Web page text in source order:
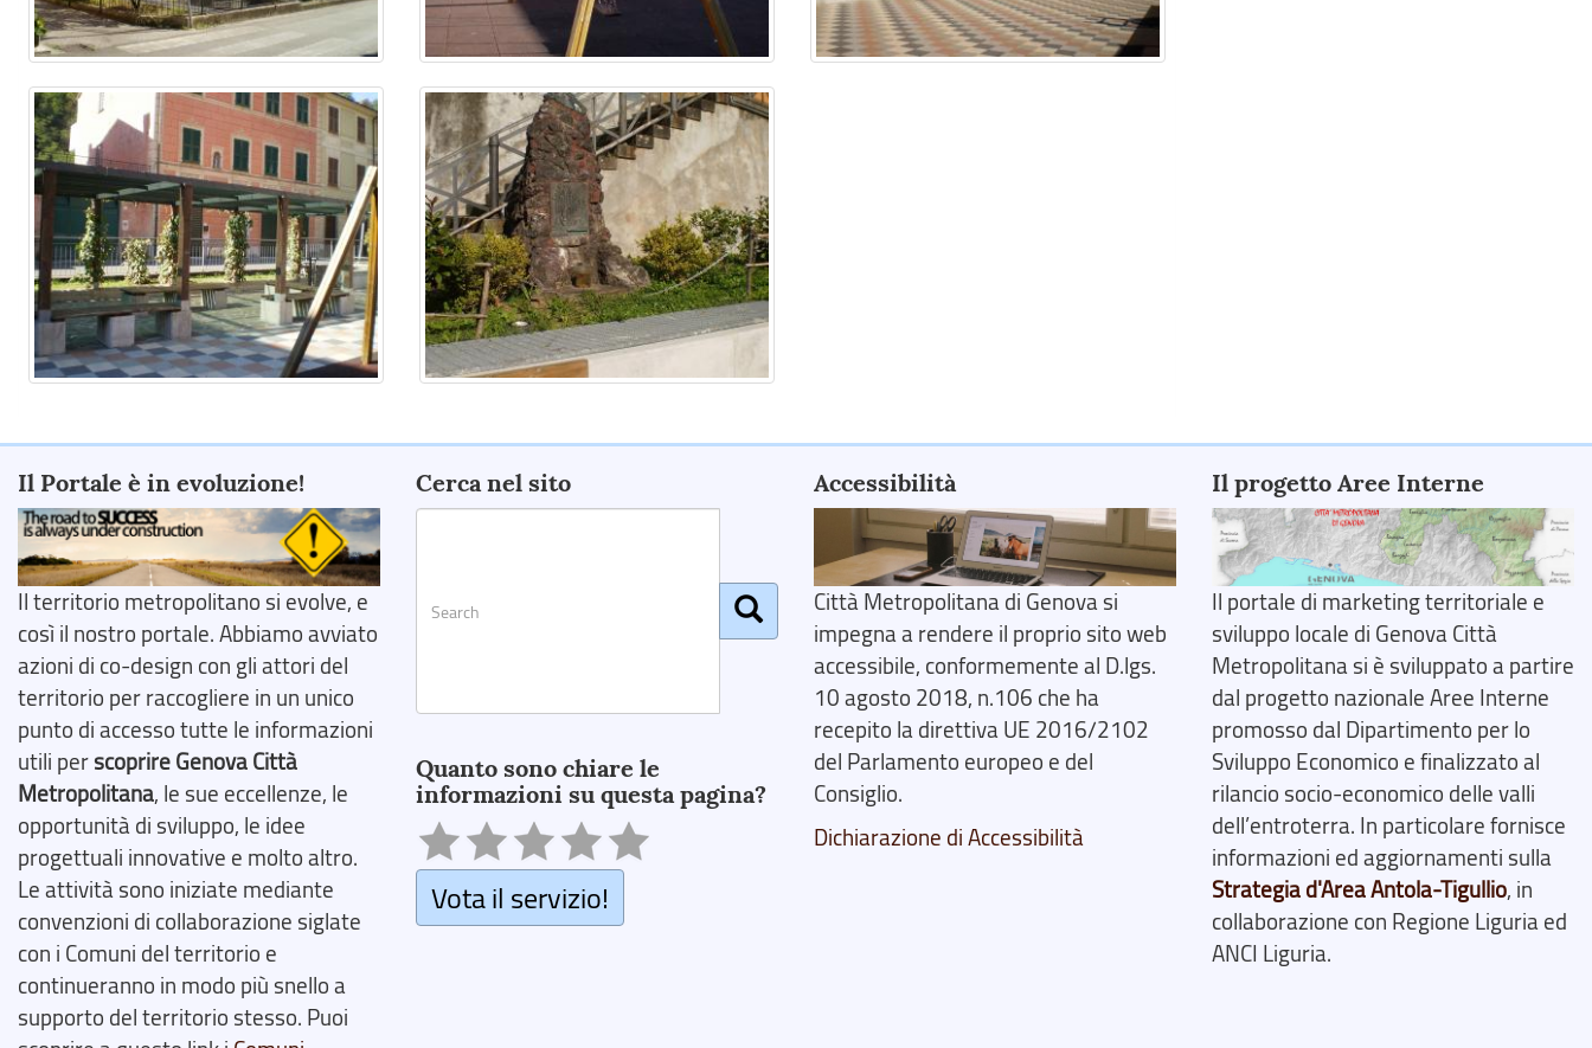
Il Portale è in evoluzione!
Il territorio metropolitano si evolve, e
così il nostro portale. Abbiamo avviato
azioni di co-design con gli attori del
territorio per raccogliere in un unico
punto di accesso tutte le informazioni
utili perscoprire Genova Città
Metropolitana, le sue eccellenze, le
opportunità di sviluppo, le idee
progettuali innovative e molto altro.
Le attività sono iniziate mediante
convenzioni di collaborazione siglate
con i Comuni del territorio e
continueranno in modo più snello a
supporto del territorio stesso. Puoi
Cerca nel sito
Quanto sono chiare le
informazioni su questa pagina?
Vota il servizio!
Accessibilità
Città Metropolitana di Genova si
impegna a rendere il proprio sito web
accessibile, conformemente al D.lgs.
10 agosto 2018, n.106 che ha
recepito la direttiva UE 2016/2102
del Parlamento europeo e del
Consiglio.
Dichiarazione di Accessibilità
Il progetto Aree Interne
Il portale di marketing territoriale e
sviluppo locale di Genova Città
Metropolitana si è sviluppato a partire
dal progetto nazionale Aree Interne
promosso dal Dipartimento per lo
Sviluppo Economico e finalizzato al
rilancio socio-economico delle valli
dell’entroterra. In particolare fornisce
informazioni ed aggiornamenti sulla
Strategia d'Area Antola-Tigullio, in
collaborazione con Regione Liguria ed
ANCI Liguria.